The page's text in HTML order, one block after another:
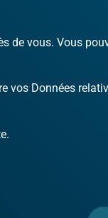
de vous. Vous
vos Données